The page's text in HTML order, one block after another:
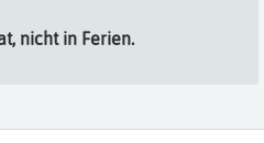
nicht in Ferien.